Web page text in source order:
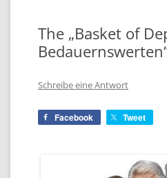
The „Basket of
Schreibe eine Antwort
Facebook Tweet